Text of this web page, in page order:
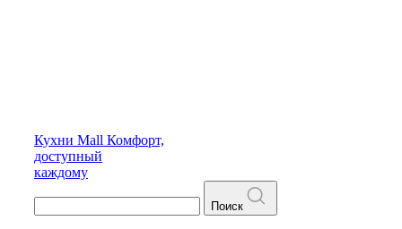
Кухни Mall Комфорт,
доступный
каждому
Поиск